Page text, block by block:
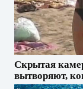
Скрытая
вытворяют,